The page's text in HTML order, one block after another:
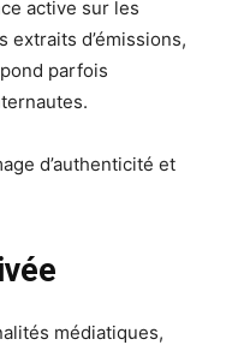
active sur les
extraits d’émissions,
parfois
d’authenticité et
médiatiques,